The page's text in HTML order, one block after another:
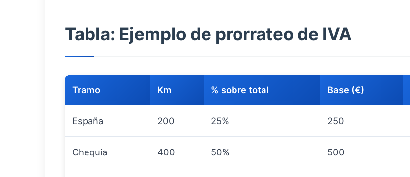
Tabla: Ejemplo de prorrateo de IVA
Tramo Km % sobre total Base (€)
España 200 25% 250
Chequia 400 50% 500